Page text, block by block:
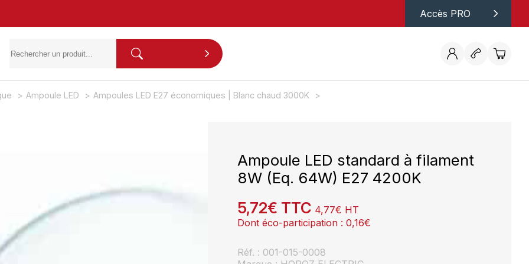
Accès PRO
Ampoule LED Ampoules LED E27 économiques | Blanc chaud 3000K
Ampoule LED standard à filament
8W (Eq. 64W) E27 4200K
5,72€ TTC 4,77€ HT
Dont éco-participation :0,16€
Réf. : 001-015-0008